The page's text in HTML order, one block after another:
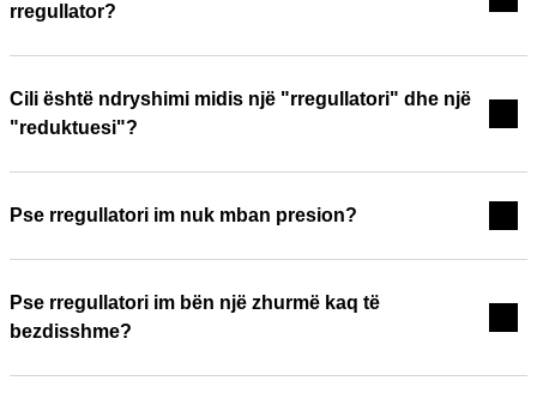
rregullator?
Cili është ndryshimi midis një "rregullatori" dhe një
"reduktuesi"?
Pse rregullatori im nuk mban presion?
Pse rregullatori im bën një zhurmë kaq të
bezdisshme?